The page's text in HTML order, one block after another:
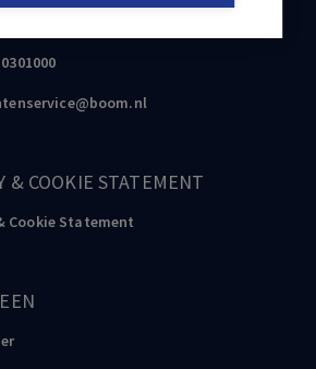
& COOKIE STATEMENT
Cookie Statement